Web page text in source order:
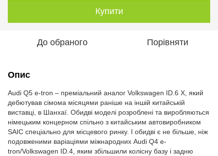
Купити
До обраного Порівняти
Опис
Audi Q5 e-tron – преміальний аналог Volkswagen ID.6 X, який
дебютував сімома місяцями раніше на іншій китайській
виставці, в Шанхаї. Обидві моделі розроблені та виробляються
німецьким концерном спільно з китайським автовиробником
SAIC спеціально для місцевого ринку. І обидві є не більше, ніж
подовженими варіаціями міжнародних Audi Q4 e-
tron/Volkswagen ID.4, яким збільшили колісну базу і задню